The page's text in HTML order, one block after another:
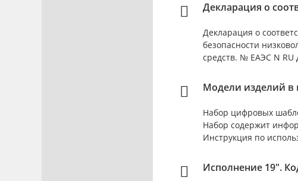
Декларация о
Декларация о
безопасности
средств. № ЕАЭС N RU
Модели изделий в
Набор цифровых
Набор содержит
Инструкция по
Исполнение 19".